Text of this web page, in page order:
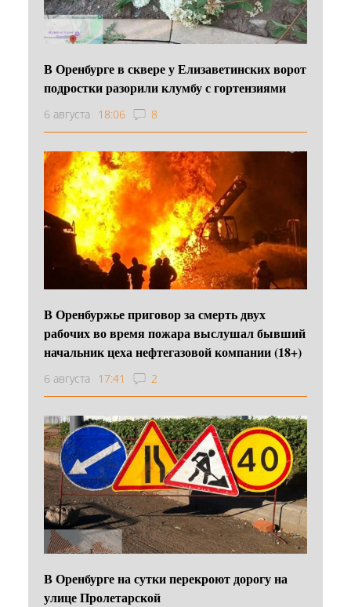
В Оренбурге в сквере у Елизаветинских ворот
подростки разорили клумбу с гортензиями
6 августа 18:06 8
В Оренбуржье приговор за смерть двух
рабочих во время пожара выслушал бывший
начальник цеха нефтегазовой компании (18+)
6 августа 17:41 2
В Оренбурге на сутки перекроют дорогу на
улице Пролетарской